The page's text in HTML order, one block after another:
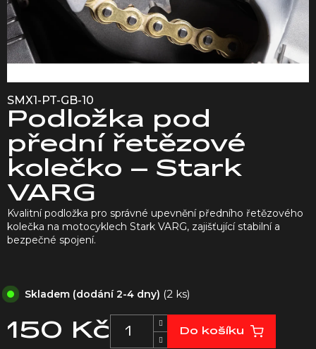
SMX1-PT-GB-10
Podložka pod
přední řetězové
kolečko – Stark
VARG
150 Kč
Skladem (dodání 2-4 dny) (2 ks)
Do košíku
Kvalitní podložka pro správné upevnění předního řetězového
kolečka na motocyklech Stark VARG, zajišťující stabilní a
bezpečné spojení.